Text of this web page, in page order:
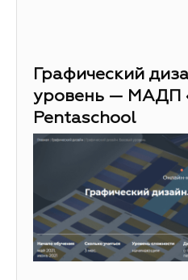
Графический
уровень — МАДП
Pentaschool